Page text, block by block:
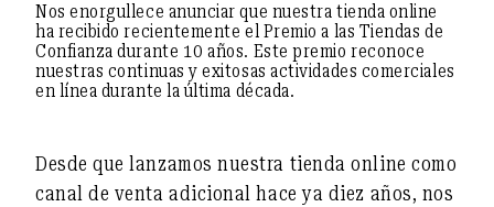
Nos enorgullece anunciar que nuestra tienda online
ha recibido recientemente el Premio a las Tiendas de
Confianza durante 10 años. Este premio reconoce
nuestras continuas y exitosas actividades comerciales
en línea durante la última década.
Desde que lanzamos nuestra tienda online como
canal de venta adicional hace ya diez años, nos